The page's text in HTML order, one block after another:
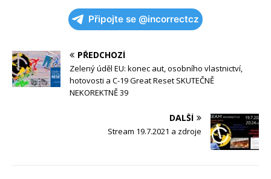
Připojte se @incorrectcz
PŘEDCHOZÍ
Zelený úděl EU: konec aut, osobního vlastnictví,
hotovosti a C-19 Great Reset SKUTEČNĚ
NEKOREKTNĚ 39
DALŠÍ
Stream 19.7.2021 a zdroje